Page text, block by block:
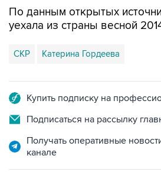
СКР Катерина Гордеева
Подписаться на рассылку
Получать оперативные